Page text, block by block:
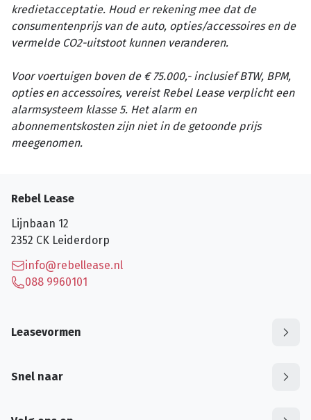
kredietacceptatie. Houd er rekening mee dat de
consumentenprijs van de auto, opties/accessoires en de
vermelde CO2-uitstoot kunnen veranderen.
Voor voertuigen boven de € 75.000,- inclusief BTW, BPM,
opties en accessoires, vereist Rebel Lease verplicht een
alarmsysteem klasse 5. Het alarm en
abonnementskosten zijn niet in de getoonde prijs
meegenomen.
Rebel Lease
Lijnbaan 12
2352 CK Leiderdorp
info@rebellease.nl
088 9960101
Leasevormen
Snel naar